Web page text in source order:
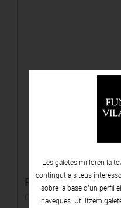
Femmes-Terre
C-print
Les galetes milloren la
contingut als teus
sobre la base d’un perfil
navegues. Utilitzem